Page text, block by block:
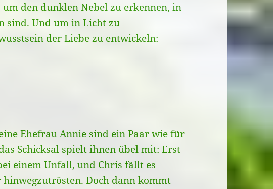
den dunklen Nebel zu erkennen, in
sind. Und um in Licht zu
der Liebe zu entwickeln:
Ehefrau Annie sind ein Paar wie für
Schicksal spielt ihnen übel mit: Erst
einem Unfall, und Chris fällt es
Doch dann kommt